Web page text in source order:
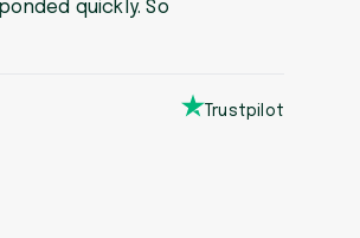
quickly. So
Trustpilot